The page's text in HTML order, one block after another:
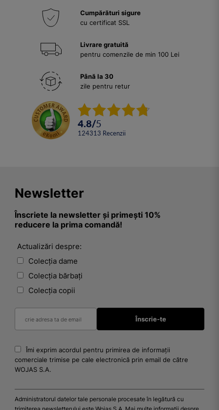
Cumpărături sigure
cu certificat SSL
Livrare gratuită
pentru comenzile de min 100 Lei
Până la 30
zile pentru retur
4.8/5
124313 Recenzii
Newsletter
Înscriete la newsletter și primești 10%
reducere la prima comandă!
Actualizări despre:
Colecția dame
Colecția bărbați
Colecția copii
Îmi exprim acordul pentru primirea de informații
comerciale trimise pe cale electronică prin email de către
WOJAS S.A.
Administratorul datelor tale personale procesate în legătură cu